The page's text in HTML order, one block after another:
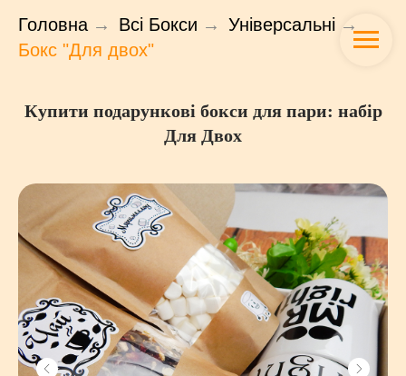
Головна → Всі Бокси → Універсальні →
Бокс "Для двох"
Купити подарункові бокси для пари: набір
Для Двох